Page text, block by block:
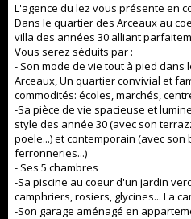
L'agence du lez vous présente en
Dans le quartier des Arceaux au
villa des années 30 alliant
Vous serez séduits par :
- Son mode de vie tout à pied
Arceaux, Un quartier convivial et
commodités: écoles, marchés,
-Sa pièce de vie spacieuse et
style des année 30 (avec son
poele...) et contemporain (avec
ferronneries...)
- Ses 5 chambres
-Sa piscine au coeur d'un jardin
camphriers, rosiers, glycines... La
-Son garage aménagé en